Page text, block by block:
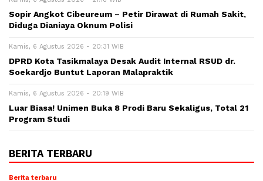
Sopir Angkot Cibeureum – Petir Dirawat di Rumah Sakit,
Diduga Dianiaya Oknum Polisi
Kamis, 6 Agustus 2026 - 20:31 WIB
DPRD Kota Tasikmalaya Desak Audit Internal RSUD dr.
Soekardjo Buntut Laporan Malapraktik
Kamis, 6 Agustus 2026 - 20:19 WIB
Luar Biasa! Unimen Buka 8 Prodi Baru Sekaligus, Total 21
Program Studi
BERITA TERBARU
Berita terbaru